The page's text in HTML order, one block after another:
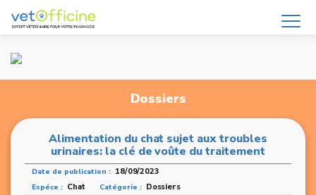
Dossiers
Alimentation du chat sujet aux troubles
urinaires: la clé de voûte du traitement
Date de publication : 18/09/2023
Espéce : Chat Catégorie : Dossiers